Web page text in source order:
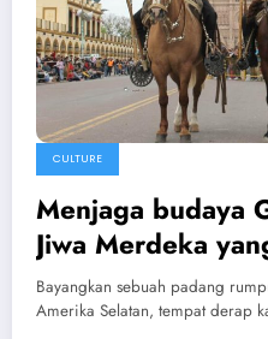
CULTURE
Menjaga budaya
Jiwa Merdeka
Bayangkan sebuah padang
Amerika Selatan, tempat derap